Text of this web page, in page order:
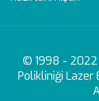
© 1998 - 2022
Polikliniği Lazer